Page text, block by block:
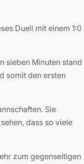
Duell mit einem 1:0
sieben Minuten stand
somit den ersten
Sie
dass so viele
zum gegenseitigen